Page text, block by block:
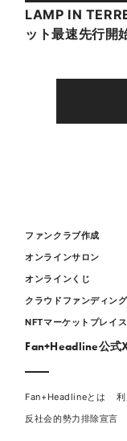
LAMP IN
ット最速先行開
ファンクラブ作成
オンラインサロン
オンラインくじ
クラウドファンディング
NFTマーケットプレイス
Fan+Headline公式
Fan+Headlineとは
反社会的勢力排除宣言